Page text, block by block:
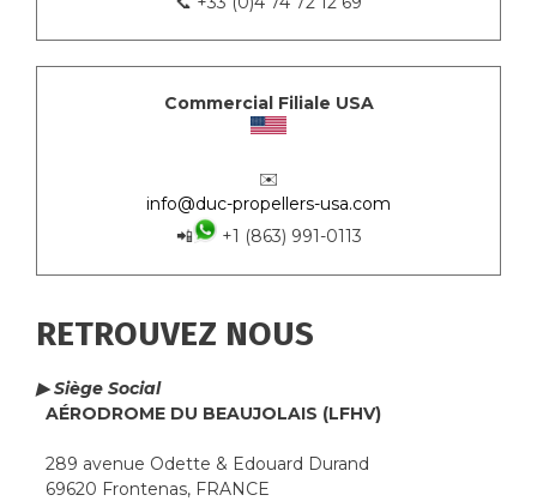
Commercial Filiale USA
✉️
info@duc-propellers-usa.com
📲
+1 (863) 991-0113
RETROUVEZ NOUS
▶ Siège Social
AÉRODROME DU BEAUJOLAIS (LFHV)
289 avenue Odette & Edouard Durand
69620 Frontenas, FRANCE